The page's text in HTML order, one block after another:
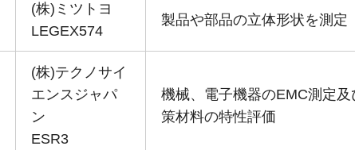
(株)ミツトヨ
LEGEX574
製品や部品の立体形状を測定
(株)テクノサイ
エンスジャパ
ン
ESR3
機械、電子機器のEMC測定及
策材料の特性評価